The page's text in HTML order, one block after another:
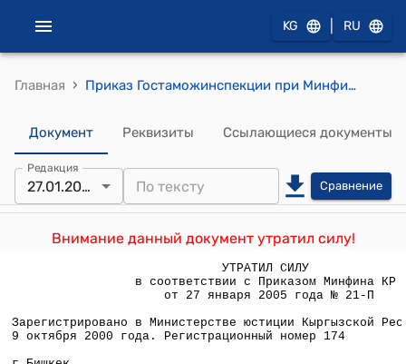
KG RU
Главная › Приказ Гостаможинспекции при Минфине КР от 29 сентября 2000 года № 15-11/638 "Об утверждении Положения о таможенном перевозчике"
Документ Реквизиты Ссылающиеся документы
Редакция
27.01.2005 Сравнение
Внимание данный документ утратил силу!